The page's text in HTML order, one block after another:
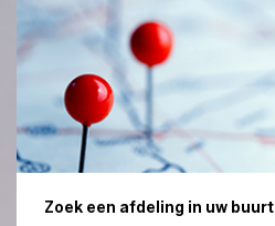
Zoek een afdeling in uw buurt